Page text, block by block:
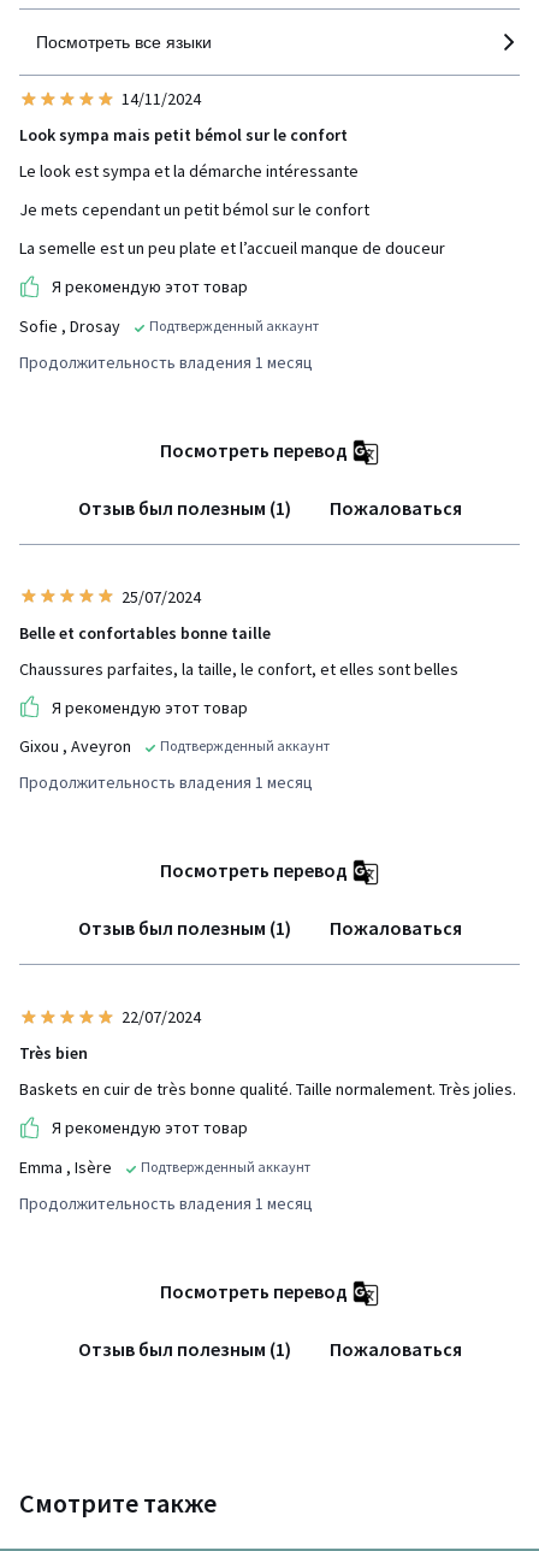
Посмотреть все языки
14/11/2024
Look sympa mais petit bémol sur le confort
Le look est sympa et la démarche intéressante
Je mets cependant un petit bémol sur le confort
La semelle est un peu plate et l’accueil manque de douceur
Я рекомендую этот товар
Sofie , Drosay Подтвержденный аккаунт
Продолжительность владения 1 месяц
Посмотреть перевод
Отзыв был полезным (1) Пожаловаться
25/07/2024
Belle et confortables bonne taille
Chaussures parfaites, la taille, le confort, et elles sont belles
Я рекомендую этот товар
Gixou , Aveyron Подтвержденный аккаунт
Продолжительность владения 1 месяц
Посмотреть перевод
Отзыв был полезным (1) Пожаловаться
22/07/2024
Très bien
Baskets en cuir de très bonne qualité. Taille normalement. Très jolies.
Я рекомендую этот товар
Emma , Isère Подтвержденный аккаунт
Продолжительность владения 1 месяц
Посмотреть перевод
Отзыв был полезным (1) Пожаловаться
Смотрите также